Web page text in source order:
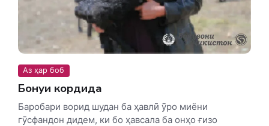
Аз ҳар боб
Бонуи кордида
Баробари ворид шудан ба ҳавлӣ ӯро миёни
гӯсфандон дидем, ки бо ҳавсала ба онҳо ғизо